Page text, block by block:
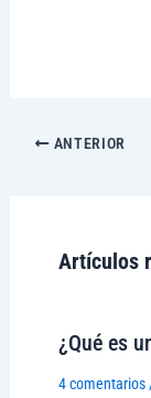
ANTERIOR
Artículos
¿Qué es
4 comentarios